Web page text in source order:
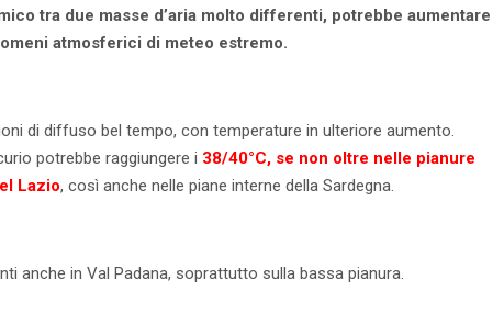
tra due masse d’aria molto differenti, potrebbe aumentare
atmosferici di meteo estremo.
di diffuso bel tempo, con temperature in ulteriore aumento.
potrebbe raggiungere i 38/40°C, se non oltre nelle pianure
Lazio, così anche nelle piane interne della Sardegna.
anche in Val Padana, soprattutto sulla bassa pianura.